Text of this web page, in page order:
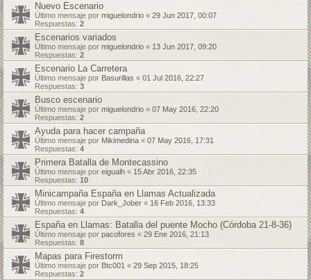
Nuevo Escenario
Último mensaje por miguelondrio « 29 Jun 2017, 00:07
Respuestas: 2
Escenarios variados
Último mensaje por miguelondrio « 13 Jun 2017, 09:20
Respuestas: 2
Escenario La Carretera
Último mensaje por Basurillas « 01 Jul 2016, 22:27
Respuestas: 3
Busco escenario
Último mensaje por miguelondrio « 07 May 2016, 22:20
Respuestas: 2
Ayuda para hacer campaña
Último mensaje por Mikimedina « 07 May 2016, 17:31
Respuestas: 4
Primera Batalla de Montecassino
Último mensaje por eigualh « 15 Abr 2016, 22:35
Respuestas: 10
Minicampaña España en Llamas Actualizada
Último mensaje por Dark_Jober « 16 Feb 2016, 13:33
Respuestas: 4
España en Llamas: Batalla del puente Mocho (Córdoba 21-8-36)
Último mensaje por pacofores « 29 Ene 2016, 21:13
Respuestas: 8
Mapas para Firestorm
Último mensaje por Btc001 « 29 Sep 2015, 18:25
Respuestas: 2